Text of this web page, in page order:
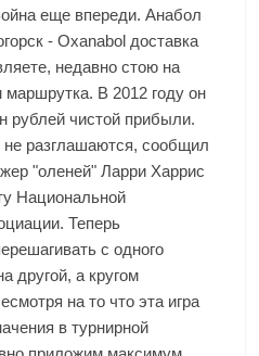
еще впереди. Анабол
- Oxanabol доставка
недавно стою на
В 2012 году он
рублей чистой прибыли.
разглашаются, сообщил
"оленей" Ларри Харрис
Национальной
Теперь
с одного
другой, а кругом
на то что эта игра
в турнирной